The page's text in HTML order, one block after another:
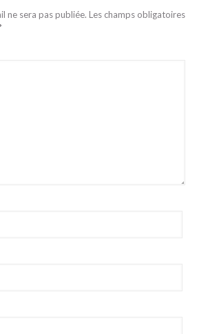
ne sera pas publiée. Les champs obligatoires